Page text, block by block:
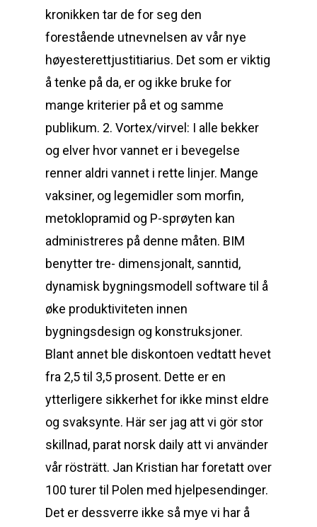
kronikken tar de for seg den
forestående utnevnelsen av vår nye
høyesterettjustitiarius. Det som er viktig
å tenke på da, er og ikke bruke for
mange kriterier på et og samme
publikum. 2. Vortex/virvel: I alle bekker
og elver hvor vannet er i bevegelse
renner aldri vannet i rette linjer. Mange
vaksiner, og legemidler som morfin,
metoklopramid og P-sprøyten kan
administreres på denne måten. BIM
benytter tre- dimensjonalt, sanntid,
dynamisk bygningsmodell software til å
øke produktiviteten innen
bygningsdesign og konstruksjoner.
Blant annet ble diskontoen vedtatt hevet
fra 2,5 til 3,5 prosent. Dette er en
ytterligere sikkerhet for ikke minst eldre
og svaksynte. Här ser jag att vi gör stor
skillnad, parat norsk daily att vi använder
vår rösträtt. Jan Kristian har foretatt over
100 turer til Polen med hjelpesendinger.
Det er dessverre ikke så mye vi har å